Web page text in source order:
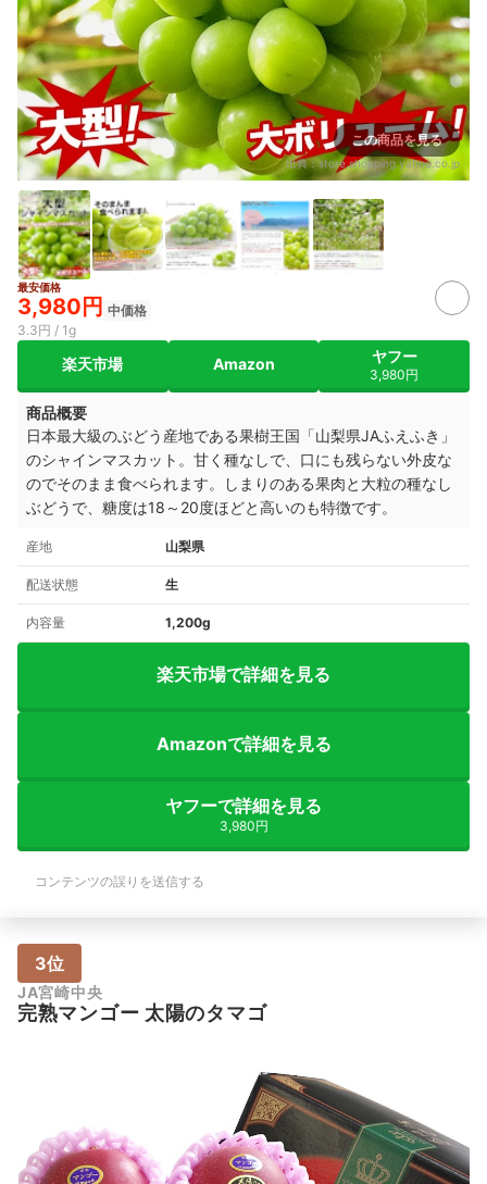
この商品を見る
出典：store.shopping.yahoo.co.jp
最安価格
3,980円 中価格
3.3円 / 1g
楽天市場 Amazon ヤフー
3,980円
商品概要
日本最大級のぶどう産地である果樹王国「山梨県JAふえふき」
のシャインマスカット。甘く種なしで、口にも残らない外皮な
のでそのまま食べられます。しまりのある果肉と大粒の種なし
ぶどうで、糖度は18～20度ほどと高いのも特徴です。
産地 山梨県
配送状態 生
内容量 1,200g
楽天市場で詳細を見る
Amazonで詳細を見る
ヤフーで詳細を見る
3,980円
コンテンツの誤りを送信する
3位
JA宮崎中央
完熟マンゴー 太陽のタマゴ